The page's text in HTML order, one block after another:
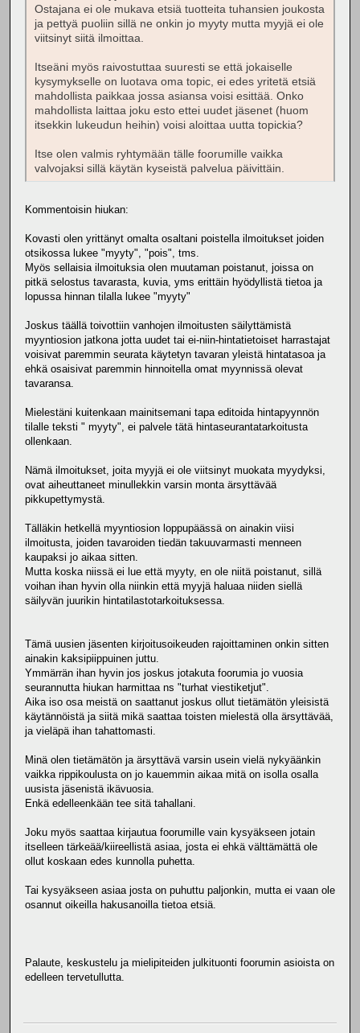
Ostajana ei ole mukava etsiä tuotteita tuhansien joukosta
ja pettyä puoliin sillä ne onkin jo myyty mutta myyjä ei ole
viitsinyt siitä ilmoittaa.
Itseäni myös raivostuttaa suuresti se että jokaiselle
kysymykselle on luotava oma topic, ei edes yritetä etsiä
mahdollista paikkaa jossa asiansa voisi esittää. Onko
mahdollista laittaa joku esto ettei uudet jäsenet (huom
itsekkin lukeudun heihin) voisi aloittaa uutta topickia?
Itse olen valmis ryhtymään tälle foorumille vaikka
valvojaksi sillä käytän kyseistä palvelua päivittäin.
Kommentoisin hiukan:
Kovasti olen yrittänyt omalta osaltani poistella ilmoitukset joiden
otsikossa lukee "myyty", "pois", tms.
Myös sellaisia ilmoituksia olen muutaman poistanut, joissa on
pitkä selostus tavarasta, kuvia, yms erittäin hyödyllistä tietoa ja
lopussa hinnan tilalla lukee "myyty"
Joskus täällä toivottiin vanhojen ilmoitusten säilyttämistä
myyntiosion jatkona jotta uudet tai ei-niin-hintatietoiset harrastajat
voisivat paremmin seurata käytetyn tavaran yleistä hintatasoa ja
ehkä osaisivat paremmin hinnoitella omat myynnissä olevat
tavaransa.
Mielestäni kuitenkaan mainitsemani tapa editoida hintapyynnön
tilalle teksti " myyty", ei palvele tätä hintaseurantatarkoitusta
ollenkaan.
Nämä ilmoitukset, joita myyjä ei ole viitsinyt muokata myydyksi,
ovat aiheuttaneet minullekkin varsin monta ärsyttävää
pikkupettymystä.
Tälläkin hetkellä myyntiosion loppupäässä on ainakin viisi
ilmoitusta, joiden tavaroiden tiedän takuuvarmasti menneen
kaupaksi jo aikaa sitten.
Mutta koska niissä ei lue että myyty, en ole niitä poistanut, sillä
voihan ihan hyvin olla niinkin että myyjä haluaa niiden siellä
säilyvän juurikin hintatilastotarkoituksessa.
Tämä uusien jäsenten kirjoitusoikeuden rajoittaminen onkin sitten
ainakin kaksipiippuinen juttu.
Ymmärrän ihan hyvin jos joskus jotakuta foorumia jo vuosia
seurannutta hiukan harmittaa ns "turhat viestiketjut".
Aika iso osa meistä on saattanut joskus ollut tietämätön yleisistä
käytännöistä ja siitä mikä saattaa toisten mielestä olla ärsyttävää,
ja vieläpä ihan tahattomasti.
Minä olen tietämätön ja ärsyttävä varsin usein vielä nykyäänkin
vaikka rippikoulusta on jo kauemmin aikaa mitä on isolla osalla
uusista jäsenistä ikävuosia.
Enkä edelleenkään tee sitä tahallani.
Joku myös saattaa kirjautua foorumille vain kysyäkseen jotain
itselleen tärkeää/kiireellistä asiaa, josta ei ehkä välttämättä ole
ollut koskaan edes kunnolla puhetta.
Tai kysyäkseen asiaa josta on puhuttu paljonkin, mutta ei vaan ole
osannut oikeilla hakusanoilla tietoa etsiä.
Palaute, keskustelu ja mielipiteiden julkituonti foorumin asioista on
edelleen tervetullutta.